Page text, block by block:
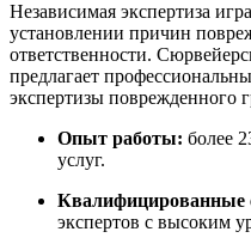
Независимая экспертиза
установлении причин
ответственности.
предлагает
экспертизы поврежденного
Опыт работы: более
услуг.
Квалифицированные
экспертов с высоким